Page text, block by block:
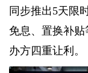
同步推出5天限
免息、置换补
办方四重让利。